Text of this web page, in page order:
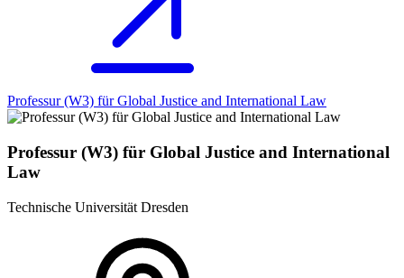
Professur (W3) für Global Justice and International Law
Professur (W3) für Global Justice and International
Law
Technische Universität Dresden